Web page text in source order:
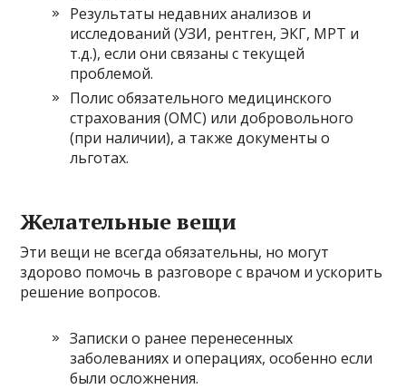
Результаты недавних анализов и
исследований (УЗИ, рентген, ЭКГ, МРТ и
т.д.), если они связаны с текущей
проблемой.
Полис обязательного медицинского
страхования (ОМС) или добровольного
(при наличии), а также документы о
льготах.
Желательные вещи
Эти вещи не всегда обязательны, но могут
здорово помочь в разговоре с врачом и ускорить
решение вопросов.
Записки о ранее перенесенных
заболеваниях и операциях, особенно если
были осложнения.